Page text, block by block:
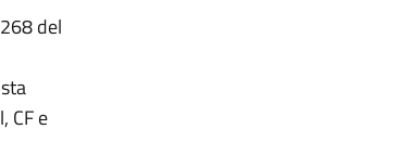
del
CF e